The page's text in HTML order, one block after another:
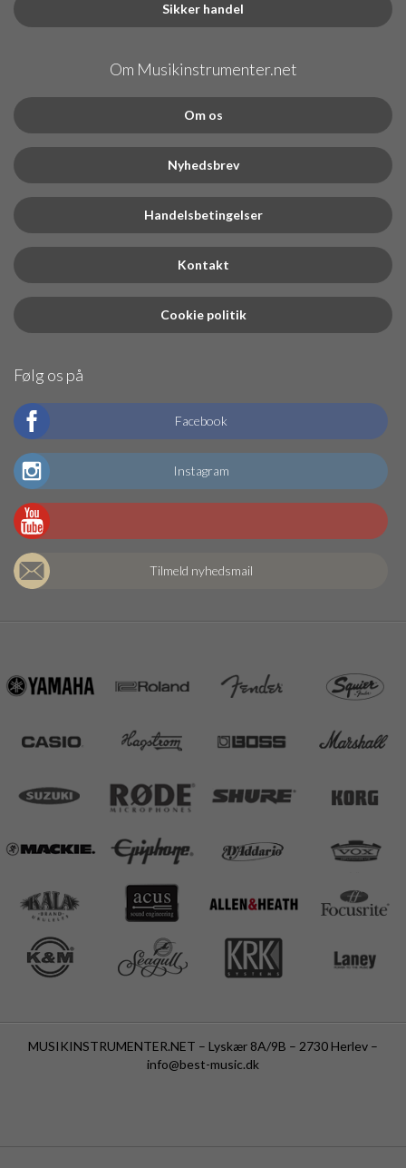
Sikker handel
Om Musikinstrumenter.net
Om os
Nyhedsbrev
Handelsbetingelser
Kontakt
Cookie politik
Følg os på
Facebook
Instagram
Tilmeld nyhedsmail
MUSIKINSTRUMENTER.NET – Lyskær 8A/9B – 2730 Herlev –
info@best-music.dk